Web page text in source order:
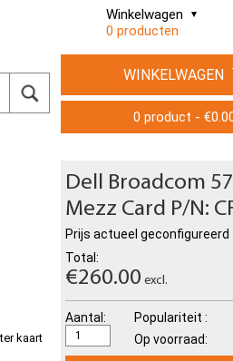
Winkelwagen
0 producten
kaart
WINKELWAGEN
0 product -
Dell Broadcom
Mezz Card P/N:
Prijs actueel geconfigureerd
Total:
€260.00 excl.
Aantal:
Populariteit :
Op voorraad: